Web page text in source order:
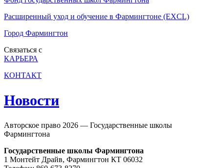
Расширенный уход и обучение в Фармингтоне (EXCL)
Город Фармингтон
Связаться с
КАРЬЕРА
КОНТАКТ
Новости
Авторское право 2026 — Государственные школы
Фармингтона
Государственные школы Фармингтона
1 Монтейт Драйв, Фармингтон КТ 06032